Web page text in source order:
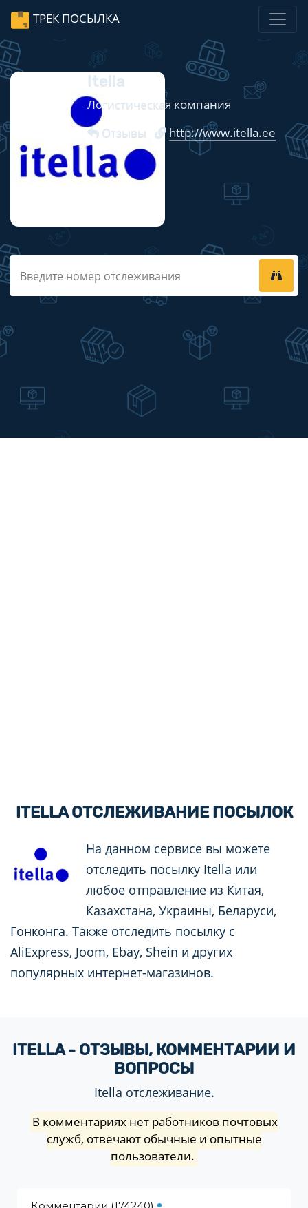
ТРЕК ПОСЫЛКА
Itella
Логистическая компания
Отзывы
http://www.itella.ee
ITELLA ОТСЛЕЖИВАНИЕ ПОСЫЛОК
На данном сервисе вы можете
отследить посылку Itella или
любое отправление из Китая,
Казахстана, Украины, Беларуси,
Гонконга. Также отследить посылку с
AliExpress, Joom, Ebay, Shein и других
популярных интернет-магазинов.
ITELLA - ОТЗЫВЫ, КОММЕНТАРИИ И
ВОПРОСЫ
Itella отслеживание.
В комментариях нет работников почтовых
служб, отвечают обычные и опытные
пользователи.